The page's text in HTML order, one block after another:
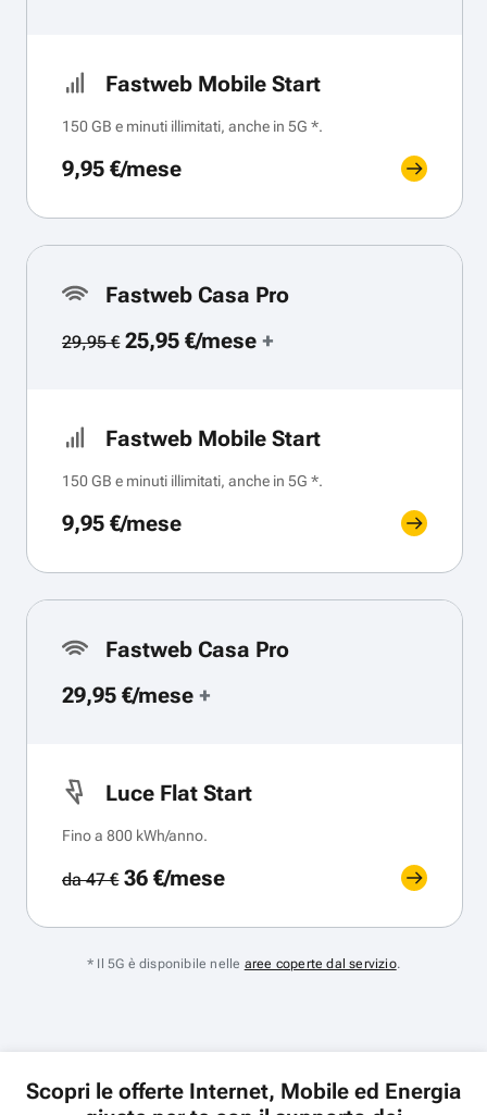
Fastweb Mobile Start
150 GB e minuti illimitati, anche in 5G *.
9,95 €/mese
Fastweb Casa Pro
29,95 €25,95 €/mese+
Fastweb Mobile Start
150 GB e minuti illimitati, anche in 5G *.
9,95 €/mese
Fastweb Casa Pro
29,95 €/mese +
Luce Flat Start
Fino a 800 kWh/anno.
da 47 €36 €/mese
* Il 5G è disponibile nelle aree coperte dal servizio.
Scopri le offerte Internet, Mobile ed Energia